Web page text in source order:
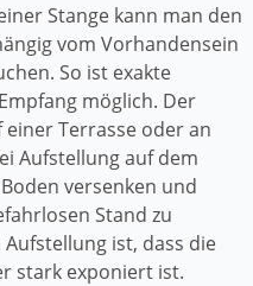
Stange kann man den
vom Vorhandensein
So ist exakte
möglich. Der
Terrasse oder an
Aufstellung auf dem
versenken und
Stand zu
ist, dass die
stark exponiert ist.